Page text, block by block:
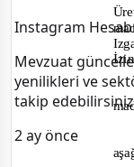
Instagram
Mevzuat
yenilikleri ve
takip
2 ay önce